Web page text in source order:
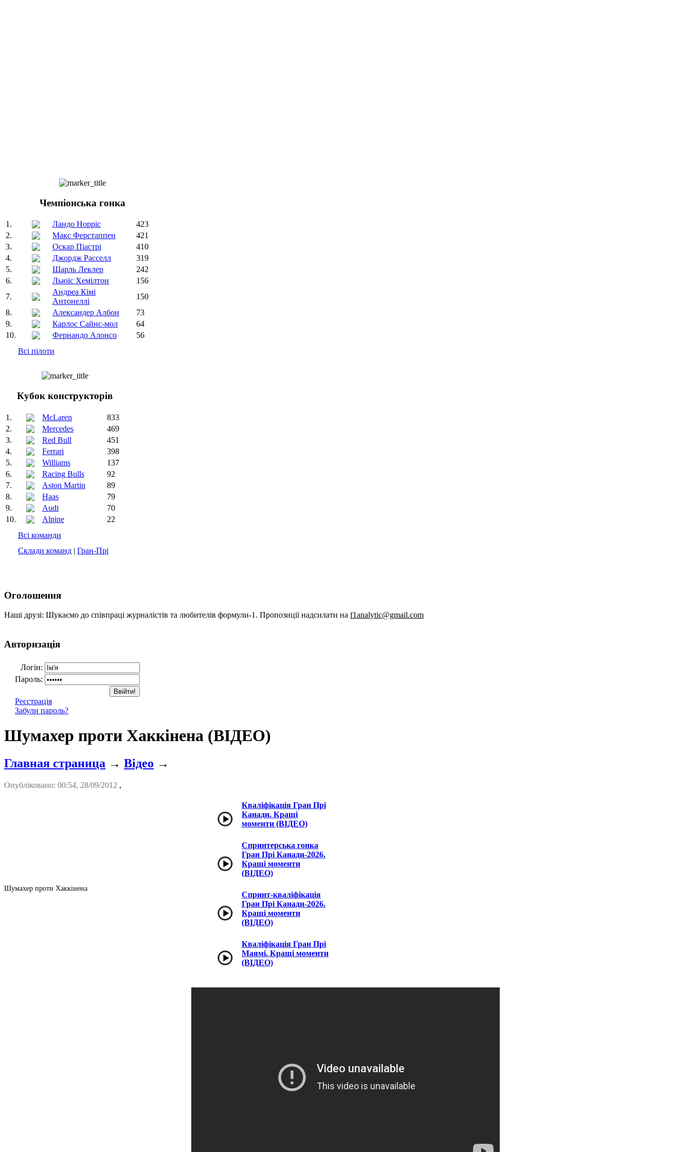
Чемпіонська гонка
1. Ландо Норріс
423
2.
Макс Ферстаппен
421
3.
Оскар Піастрі
410
4.
Джордж Расселл
319
5.
Шарль Леклер
242
6.
Льюїс Хемілтон
156
7.
Андреа Кімі
Антонеллі
150
8.
Александер Албон
73
9.
Карлос Сайнс-мол
64
10.
Фернандо Алонсо
56
Всі пілоти
Кубок конструкторів
1. McLaren
833
2.
Mercedes
469
3.
Red Bull
451
4.
Ferrari
398
5.
Williams
137
6.
Racing Bulls
92
7.
Aston Martin
89
8.
Haas
79
9.
Audi
70
10.
Alpine
22
Всі команди
Склади команд | Гран-Прі
Оголошення
Наші друзі: Шукаємо до співпраці журналістів та любителів формули-1. Пропозиції надсилати на f1analytic@gmail.com
Авторизація
Логін:
Пароль:
Реєстрація
Забули пароль?
Шумахер проти Хаккінена (ВІДЕО)
Главная страница → Відео →
Опубліковано: 00:54, 28/09/2012 ,
Шумахер проти Хаккінена
Кваліфікація Гран Прі
Канади. Кращі
моменти (ВІДЕО)
Спринтерська гонка
Гран Прі Канади-2026.
Кращі моменти
(ВІДЕО)
Спринт-кваліфікація
Гран Прі Канади-2026.
Кращі моменти
(ВІДЕО)
Кваліфікація Гран Прі
Маямі. Кращі моменти
(ВІДЕО)